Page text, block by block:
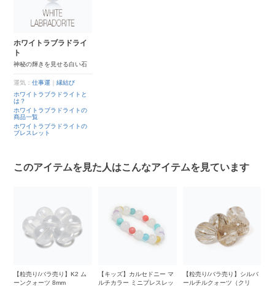
ホワイトラブラドライ
ト
神秘の輝きを見せる白い石
運気：仕事運 ｜縁結び
ホワイトラブラドライトと
は？
ホワイトラブラドライトの
商品一覧
ホワイトラブラドライトの
ブレスレット
このアイテムを見た人はこんなアイテムを見ています
【粒売り/バラ売り】K2 ム
ーンクォーツ 8mm
【キッズ】カルセドニー マ
ルチカラー ミニブレスレッ
【粒売り/バラ売り】シルバ
ールチルクォーツ（クリ